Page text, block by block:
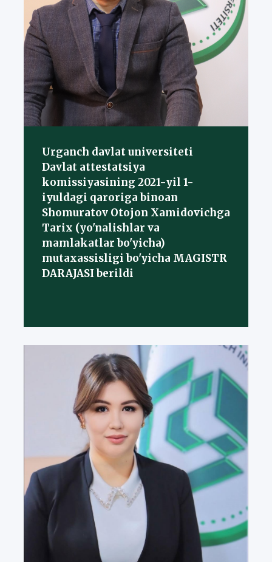
Urganch davlat universiteti
Davlat attestatsiya
komissiyasining 2021-yil 1-
iyuldagi qaroriga binoan
Shomuratov Otojon Xamidovichga
Tarix (yo'nalishlar va
mamlakatlar bo'yicha)
mutaxassisligi bo'yicha MAGISTR
DARAJASI berildi